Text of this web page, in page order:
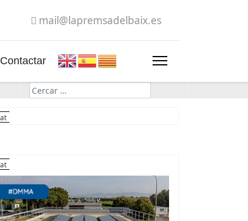
mail@lapremsadelbaix.es
Contactar
Cerca